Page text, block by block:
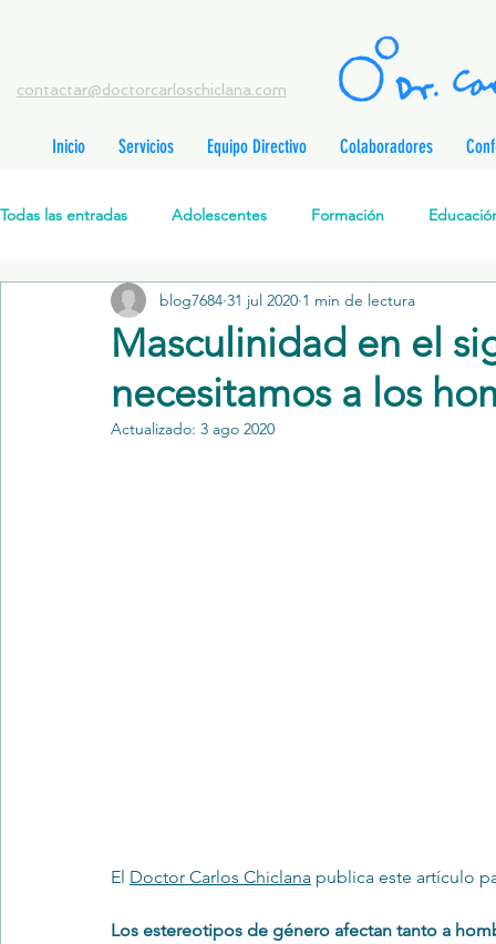
contactar@doctorcarloschiclana.com
Inicio Servicios Equipo Directivo Colaboradores
Todas las entradas Adolescentes Formación
Salud Mental Perinatal Psicoterapia Cognitivo-Analítica
Formación profesionales Jóvenes Desarrollo personal
Masculinidad en el
necesitamos a los
blog7684 31 jul 2020 1 min de lectura
Actualizado: 3 ago 2020
El Doctor Carlos Chiclana publica este artículo
Los estereotipos de género afectan tanto a